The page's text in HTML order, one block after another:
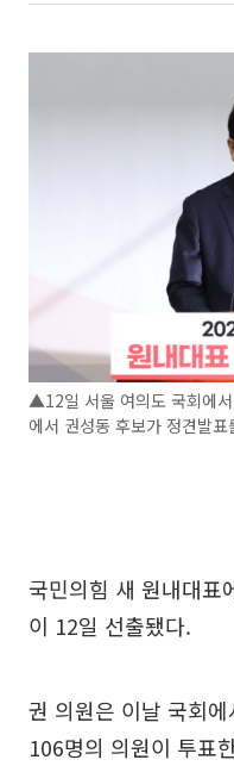
▲12일 서울 여의도 국회에
에서 권성동 후보가 정견발
국민의힘 새 원내대표
이 12일 선출됐다.
권 의원은 이날 국회
106명의 의원이 투표